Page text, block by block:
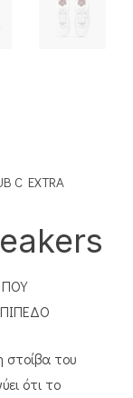
C EXTRA
του
ότι το